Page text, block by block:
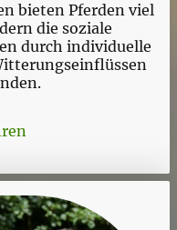
bieten Pferden viel
die soziale
durch individuelle